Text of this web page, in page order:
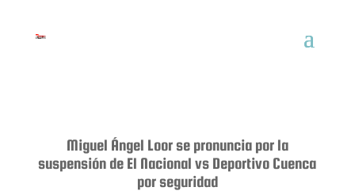
Miguel Ángel Loor se pronuncia por la
suspensión de El Nacional vs Deportivo Cuenca
por seguridad